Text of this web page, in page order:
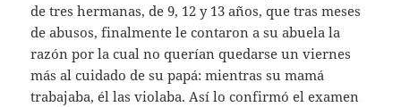
de tres hermanas, de 9, 12 y 13 años, que tras meses
de abusos, finalmente le contaron a su abuela la
razón por la cual no querían quedarse un viernes
más al cuidado de su papá: mientras su mamá
trabajaba, él las violaba. Así lo confirmó el examen